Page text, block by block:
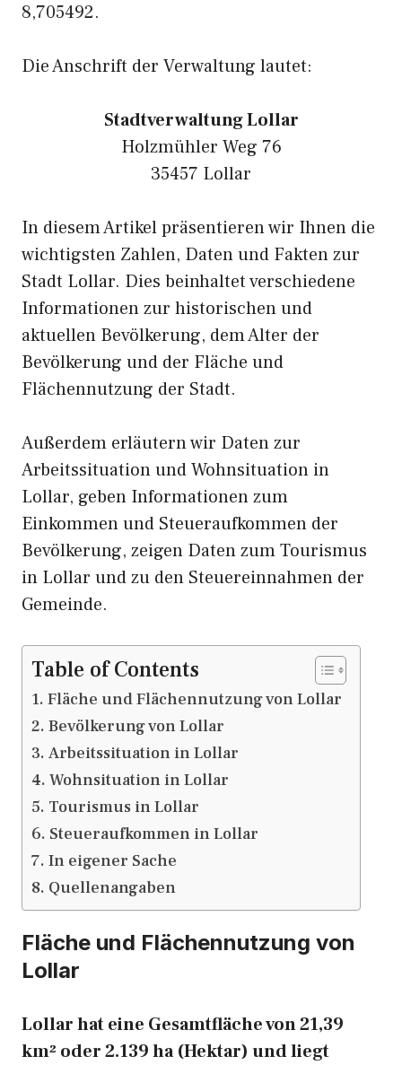
8,705492.
Die Anschrift der Verwaltung lautet:
Stadtverwaltung Lollar
Holzmühler Weg 76
35457 Lollar
In diesem Artikel präsentieren wir Ihnen die
wichtigsten Zahlen, Daten und Fakten zur
Stadt Lollar. Dies beinhaltet verschiedene
Informationen zur historischen und
aktuellen Bevölkerung, dem Alter der
Bevölkerung und der Fläche und
Flächennutzung der Stadt.
Außerdem erläutern wir Daten zur
Arbeitssituation und Wohnsituation in
Lollar, geben Informationen zum
Einkommen und Steueraufkommen der
Bevölkerung, zeigen Daten zum Tourismus
in Lollar und zu den Steuereinnahmen der
Gemeinde.
Table of Contents
Fläche und Flächennutzung von Lollar
Bevölkerung von Lollar
Arbeitssituation in Lollar
Wohnsituation in Lollar
Tourismus in Lollar
Steueraufkommen in Lollar
In eigener Sache
Quellenangaben
Fläche und Flächennutzung von
Lollar
Lollar hat eine Gesamtfläche von 21,39
km² oder 2.139 ha (Hektar) und liegt